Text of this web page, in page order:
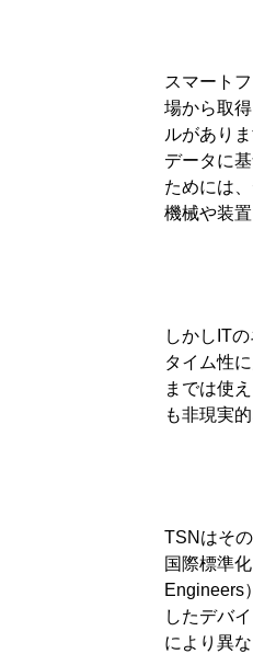
スマート
場から取
ルがあり
データに
ためには
機械や装
しかしIT
タイム性
までは使
も非現実
TSNはそ
国際標準
Engineers
したデバ
により異